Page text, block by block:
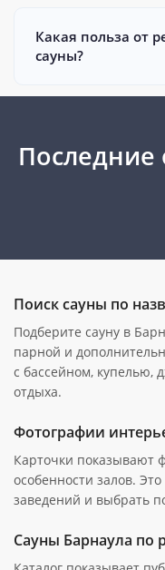
Какая польза от
сауны?
Последние
Поиск сауны по
Подберите сауну в
парной и
с бассейном, купелью,
отдыха.
Фотографии
Карточки показывают
особенности залов.
заведений и выбрать
Сауны Барнаула по